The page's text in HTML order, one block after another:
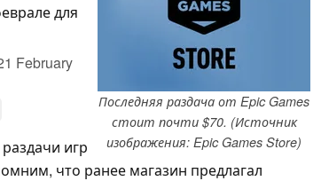
Последняя раздача от Epic Games
стоит почти $70. (Источник
изображения: Epic Games Store)
для
February
игр
что ранее магазин предлагал